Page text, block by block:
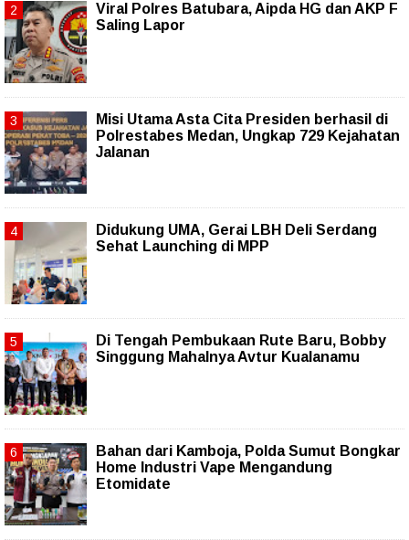
Viral Polres Batubara, Aipda HG dan AKP F
Saling Lapor
Misi Utama Asta Cita Presiden berhasil di
Polrestabes Medan, Ungkap 729 Kejahatan
Jalanan
Didukung UMA, Gerai LBH Deli Serdang
Sehat Launching di MPP
Di Tengah Pembukaan Rute Baru, Bobby
Singgung Mahalnya Avtur Kualanamu
Bahan dari Kamboja, Polda Sumut Bongkar
Home Industri Vape Mengandung
Etomidate